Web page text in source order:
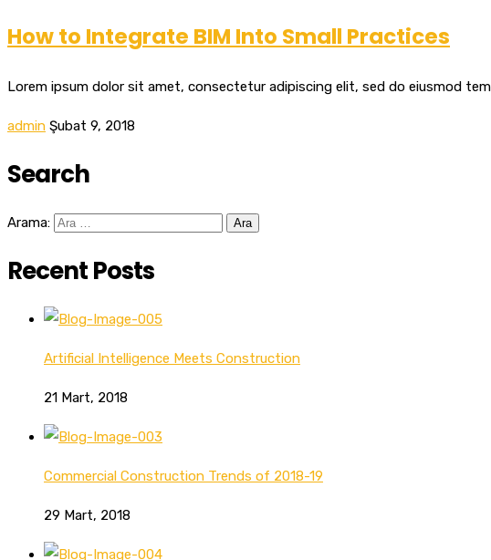
How to Integrate BIM Into Small Practices
Lorem ipsum dolor sit amet, consectetur adipiscing elit, sed do eiusmod
admin Şubat 9, 2018
Search
Arama:
Recent Posts
Artificial Intelligence Meets Construction
21 Mart, 2018
Commercial Construction Trends of 2018-19
29 Mart, 2018